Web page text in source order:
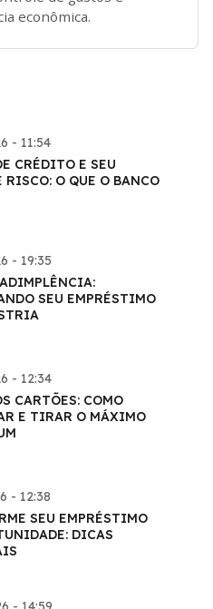
econômica.
- 11:54
CRÉDITO E SEU
RISCO: O QUE O BANCO
- 19:35
SEU EMPRÉSTIMO
- 12:34
CARTÕES: COMO
E TIRAR O MÁXIMO
- 12:38
SEU EMPRÉSTIMO
DICAS